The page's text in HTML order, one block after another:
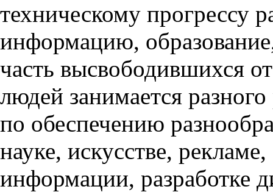
техническому прогрессу
информацию,
часть высвободившихся
людей занимается
по обеспечению
науке, искусстве,
информации, разработке